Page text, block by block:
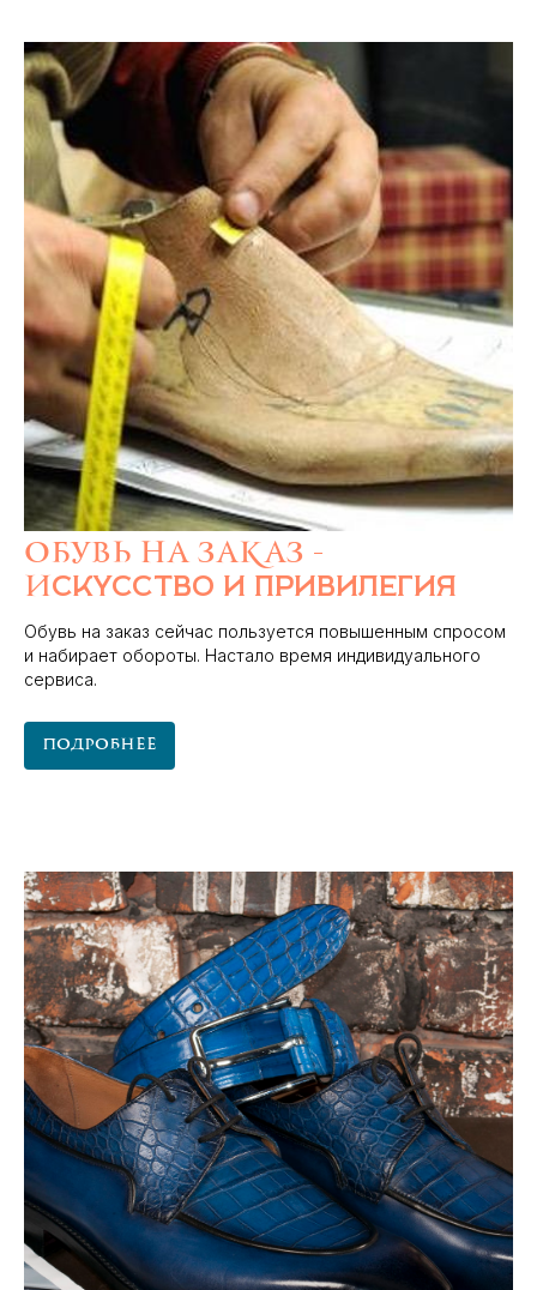
Обувь на заказ -
искусство и привилегия
Обувь на заказ сейчас пользуется повышенным спросом
и набирает обороты. Настало время индивидуального
сервиса.
Подробнее